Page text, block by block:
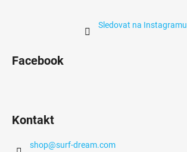
Sledovat na Instagramu
Facebook
Kontakt
shop@surf-dream.com